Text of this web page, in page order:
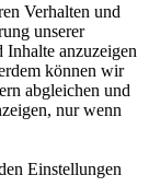
Verhalten und
unserer
Inhalte anzuzeigen
können wir
abgleichen und
nur wenn
Einstellungen